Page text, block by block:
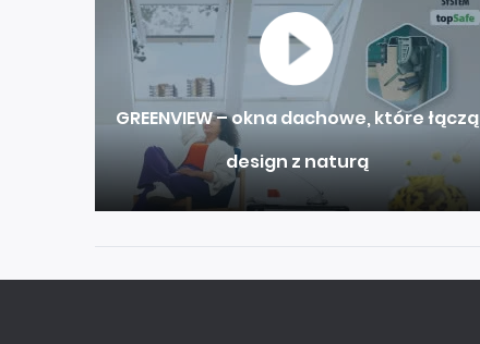
GREENVIEW – okna dachowe, które łączą
design z naturą